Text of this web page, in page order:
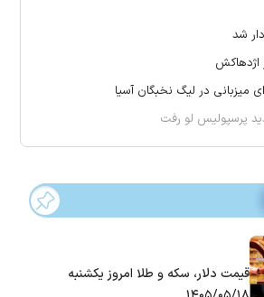
شد
اژدهاکش
میزبانی در لیگ نخبگان آسیا
پرسپولیس لو رفت
قیمت دلار، سکه و طلا امروز یکشنبه